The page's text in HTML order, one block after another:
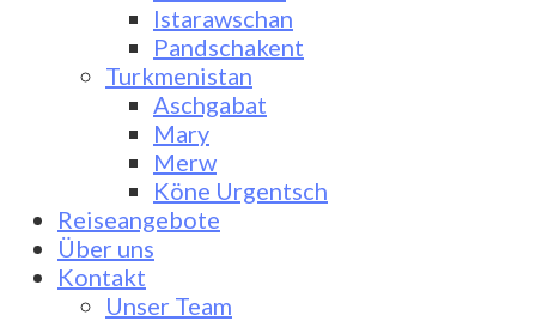
Istarawschan
Pandschakent
Turkmenistan
Aschgabat
Mary
Merw
Köne Urgentsch
Reiseangebote
Über uns
Kontakt
Unser Team